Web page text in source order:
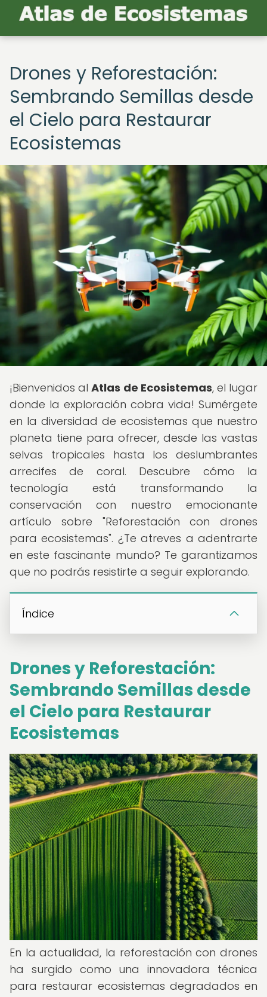
Drones y Reforestación:
Sembrando Semillas desde
el Cielo para Restaurar
Ecosistemas
¡Bienvenidos alAtlas de Ecosistemas, el lugar
donde la exploración cobra vida! Sumérgete
en la diversidad de ecosistemas que nuestro
planeta tiene para ofrecer, desde las vastas
selvas tropicales hasta los deslumbrantes
arrecifes de coral. Descubre cómo la
tecnología está transformando la
conservación con nuestro emocionante
artículo sobre "Reforestación con drones
para ecosistemas". ¿Te atreves a adentrarte
en este fascinante mundo? Te garantizamos
que no podrás resistirte a seguir explorando.
Índice
Drones y Reforestación:
Sembrando Semillas desde
el Cielo para Restaurar
Ecosistemas
En la actualidad, la reforestación con drones
ha surgido como una innovadora técnica
para restaurar ecosistemas degradados en